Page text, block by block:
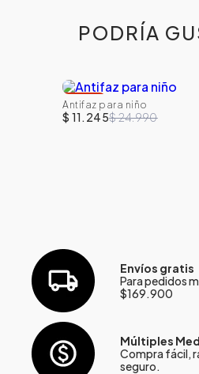
PODRÍA
-55%
Antifaz para niño
$ 11.245$ 24.990
Envíos gratis
Para pedidos
$169.900
Múltiples
Compra fácil,
seguro.